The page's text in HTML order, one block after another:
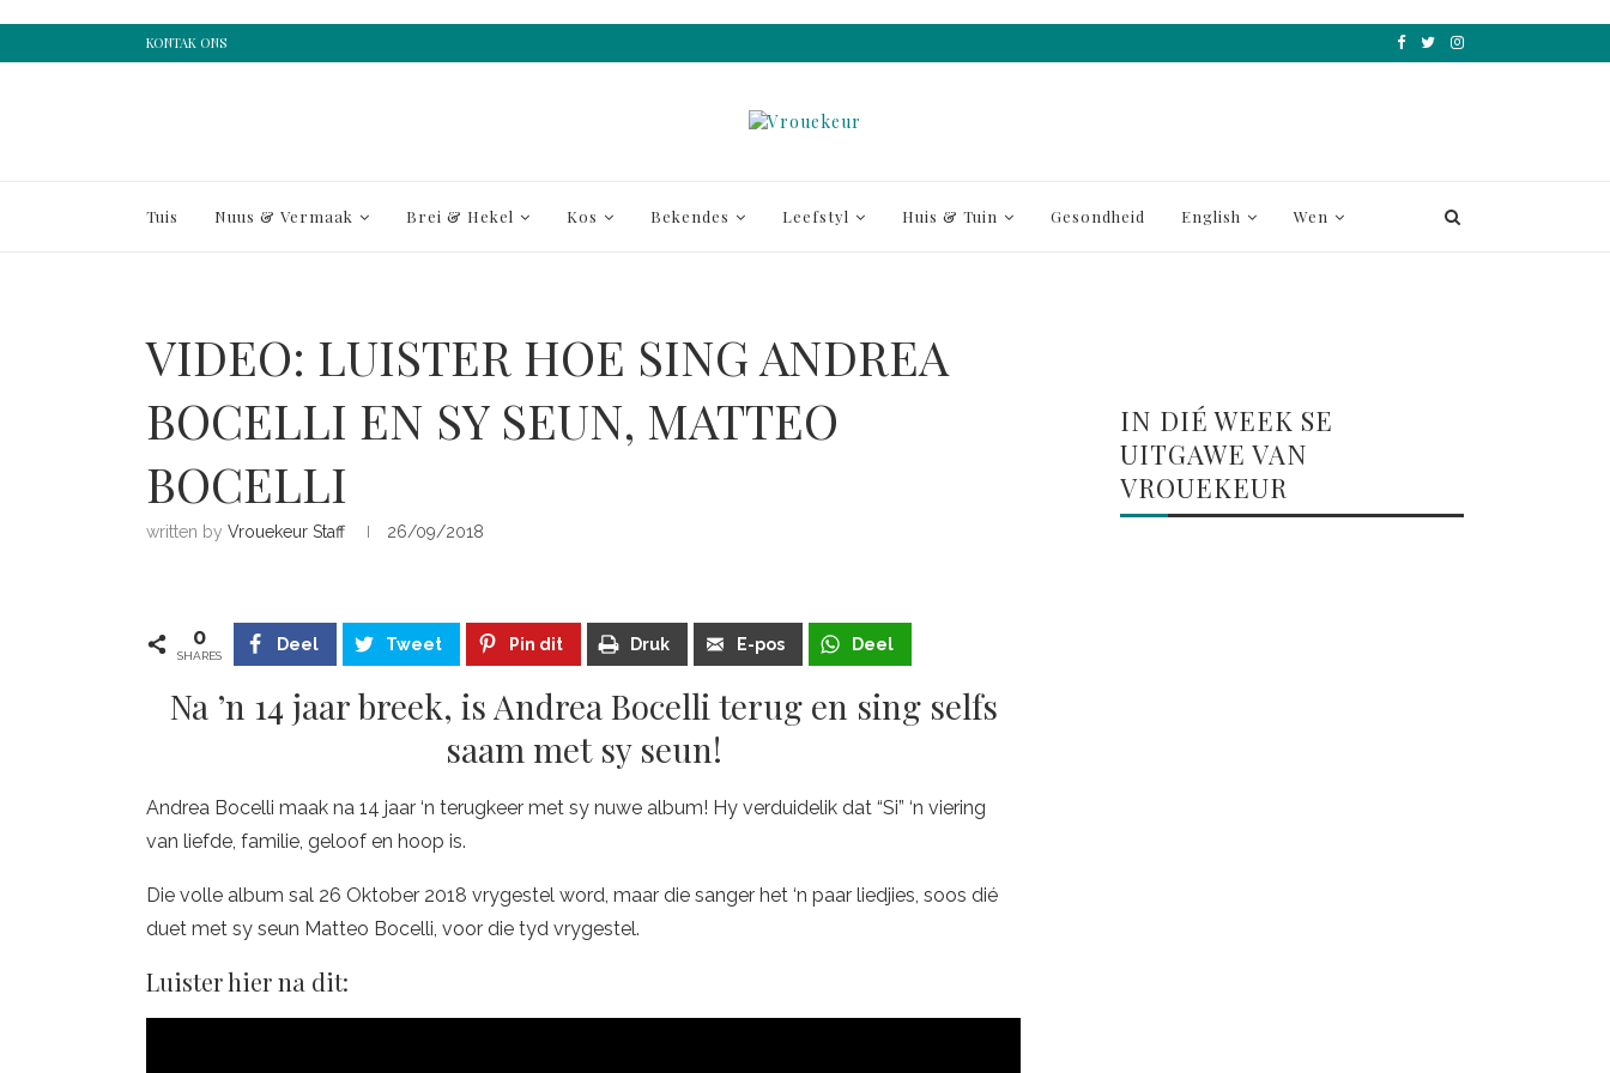
KONTAK ONS
Tuis Nuus & Vermaak Brei & Hekel Kos Bekendes Leefstyl Huis & Tuin Gesondheid English Wen
VIDEO: LUISTER HOE SING ANDREA
BOCELLI EN SY SEUN, MATTEO
BOCELLI
written by Vrouekeur Staff 26/09/2018
0
SHARES
Deel Tweet Pin dit Druk E-pos Deel
Na ’n 14 jaar breek, is Andrea Bocelli terug en sing selfs
saam met sy seun!
Andrea Bocelli maak na 14 jaar ‘n terugkeer met sy nuwe album! Hy verduidelik dat “Si” ‘n viering
van liefde, familie, geloof en hoop is.
Die volle album sal 26 Oktober 2018 vrygestel word, maar die sanger het ‘n paar liedjies, soos dié
duet met sy seun Matteo Bocelli, voor die tyd vrygestel.
Luister hier na dit:
IN DIÉ WEEK SE
UITGAWE VAN
VROUEKEUR